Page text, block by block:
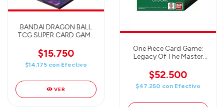
BANDAI DRAGON BALL
TCG SUPER CARD GAME
ULTRA LIMIT BOOSTER
Pack (FB04) ENGLISH
$15.750
$14.175 con Efectivo
VER
One Piece Card Game:
Legacy Of The Master
DOUBLE PACK SET 8 -
One Piece TCG English
$52.500
$47.250 con Efectivo